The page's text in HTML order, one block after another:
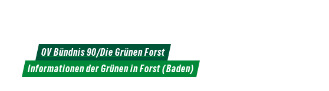
OV Bündnis 90/Die Grünen Forst
Informationen der Grünen in Forst (Baden)